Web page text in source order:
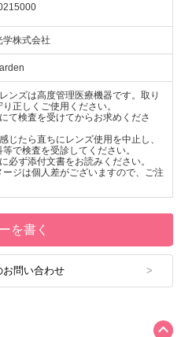
学株式会社
ンズは高度管理医療機器です。取り
正しくご使用ください。
て検査を受けてからお求めくださ
じたら直ちにレンズ使用を中止し、
で検査を受診してください。
必ず添付文書をお読みください。
ジは個人差がございますので、ご注
を書く
お問い合わせ